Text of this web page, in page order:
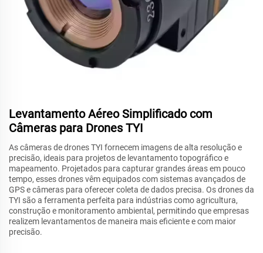
Levantamento Aéreo Simplificado com
Câmeras para Drones TYI
As câmeras de drones TYI fornecem imagens de alta resolução e
precisão, ideais para projetos de levantamento topográfico e
mapeamento. Projetados para capturar grandes áreas em pouco
tempo, esses drones vêm equipados com sistemas avançados de
GPS e câmeras para oferecer coleta de dados precisa. Os drones da
TYI são a ferramenta perfeita para indústrias como agricultura,
construção e monitoramento ambiental, permitindo que empresas
realizem levantamentos de maneira mais eficiente e com maior
precisão.